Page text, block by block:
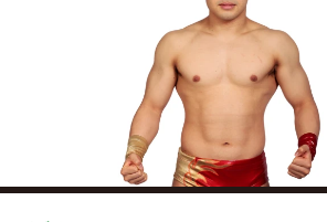
グ・